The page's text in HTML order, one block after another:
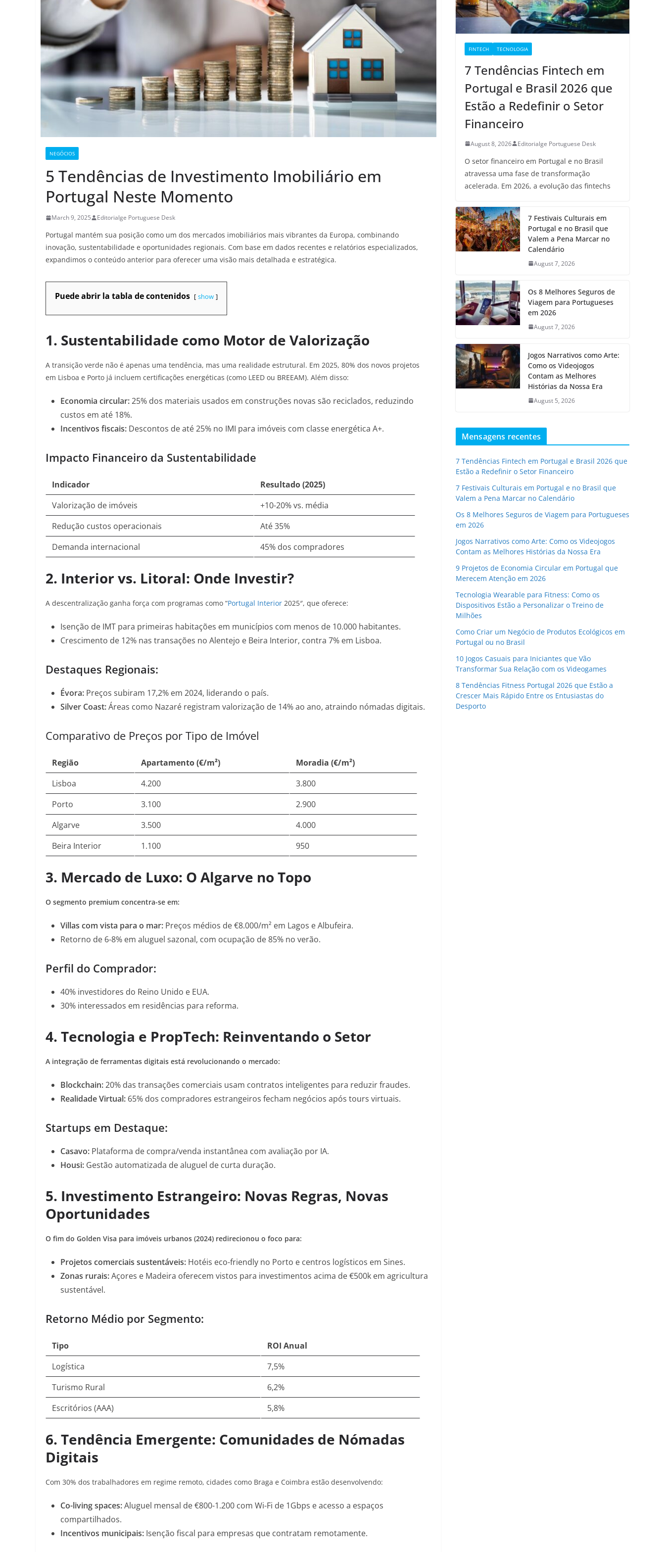
NEGÓCIOS
5 Tendências de Investimento Imobiliário em
Portugal Neste Momento
March 9, 2025 Editorialge Portuguese Desk
Portugal mantém sua posição como um dos mercados imobiliários mais vibrantes da Europa, combinando
inovação, sustentabilidade e oportunidades regionais. Com base em dados recentes e relatórios especializados,
expandimos o conteúdo anterior para oferecer uma visão mais detalhada e estratégica.
Puede abrir la tabla de contenidos show
1. Sustentabilidade como Motor de Valorização
A transição verde não é apenas uma tendência, mas uma realidade estrutural. Em 2025, 80% dos novos projetos
em Lisboa e Porto já incluem certificações energéticas (como LEED ou BREEAM). Além disso:
Economia circular:25% dos materiais usados em construções novas são reciclados, reduzindo
custos em até 18%.
Incentivos fiscais: Descontos de até 25% no IMI para imóveis com classe energética A+.
Impacto Financeiro da Sustentabilidade
Indicador
Resultado (2025)
Valorização de imóveis
+10-20% vs. média
Redução custos operacionais
Até 35%
Demanda internacional
45% dos compradores
2. Interior vs. Litoral: Onde Investir?
A descentralização ganha força com programas como “Portugal Interior 2025″, que oferece:
Isenção de IMT para primeiras habitações em municípios com menos de 10.000 habitantes.
Crescimento de 12% nas transações no Alentejo e Beira Interior, contra 7% em Lisboa.
Destaques Regionais:
Évora: Preços subiram 17,2% em 2024, liderando o país.
Silver Coast:Áreas como Nazaré registram valorização de 14% ao ano, atraindo nómadas digitais.
Comparativo de Preços por Tipo de Imóvel
Região Apartamento (€/m²)
Moradia (€/m²)
Lisboa
4.200
3.800
Porto
3.100
2.900
Algarve
3.500
4.000
Beira Interior
1.100 950
3. Mercado de Luxo: O Algarve no Topo
O segmento premium concentra-se em:
Villas com vista para o mar: Preços médios de €8.000/m² em Lagos e Albufeira.
Retorno de 6-8% em aluguel sazonal, com ocupação de 85% no verão.
Perfil do Comprador:
40% investidores do Reino Unido e EUA.
30% interessados em residências para reforma.
4. Tecnologia e PropTech: Reinventando o Setor
A integração de ferramentas digitais está revolucionando o mercado:
Blockchain:20% das transações comerciais usam contratos inteligentes para reduzir fraudes.
Realidade Virtual: 65% dos compradores estrangeiros fecham negócios após tours virtuais.
Startups em Destaque:
Casavo: Plataforma de compra/venda instantânea com avaliação por IA.
Housi: Gestão automatizada de aluguel de curta duração.
5. Investimento Estrangeiro: Novas Regras, Novas
Oportunidades
O fim do Golden Visa para imóveis urbanos (2024) redirecionou o foco para:
Projetos comerciais sustentáveis: Hotéis eco-friendly no Porto e centros logísticos em Sines.
Zonas rurais:Açores e Madeira oferecem vistos para investimentos acima de €500k em agricultura
sustentável.
Retorno Médio por Segmento:
Tipo
ROI Anual
Logística
7,5%
Turismo Rural
6,2%
Escritórios (AAA)
5,8%
6. Tendência Emergente: Comunidades de Nómadas
Digitais
Com 30% dos trabalhadores em regime remoto, cidades como Braga e Coimbra estão desenvolvendo:
Co-living spaces:Aluguel mensal de €800-1.200 com Wi-Fi de 1Gbps e acesso a espaços
compartilhados.
Incentivos municipais: Isenção fiscal para empresas que contratam remotamente.
FINTECH TECNOLOGIA
7 Tendências Fintech em
Portugal e Brasil 2026 que
Estão a Redefinir o Setor
Financeiro
August 8, 2026 Editorialge Portuguese Desk
O setor financeiro em Portugal e no Brasil
atravessa uma fase de transformação
acelerada. Em 2026, a evolução das fintechs
7 Festivais Culturais em
Portugal e no Brasil que
Valem a Pena Marcar no
Calendário
August 7, 2026
Os 8 Melhores Seguros de
Viagem para Portugueses
em 2026
August 7, 2026
Jogos Narrativos como Arte:
Como os Videojogos
Contam as Melhores
Histórias da Nossa Era
August 5, 2026
Mensagens recentes
7 Tendências Fintech em Portugal e Brasil 2026 que
Estão a Redefinir o Setor Financeiro
7 Festivais Culturais em Portugal e no Brasil que
Valem a Pena Marcar no Calendário
Os 8 Melhores Seguros de Viagem para Portugueses
em 2026
Jogos Narrativos como Arte: Como os Videojogos
Contam as Melhores Histórias da Nossa Era
9 Projetos de Economia Circular em Portugal que
Merecem Atenção em 2026
Tecnologia Wearable para Fitness: Como os
Dispositivos Estão a Personalizar o Treino de
Milhões
Como Criar um Negócio de Produtos Ecológicos em
Portugal ou no Brasil
10 Jogos Casuais para Iniciantes que Vão
Transformar Sua Relação com os Videogames
8 Tendências Fitness Portugal 2026 que Estão a
Crescer Mais Rápido Entre os Entusiastas do
Desporto